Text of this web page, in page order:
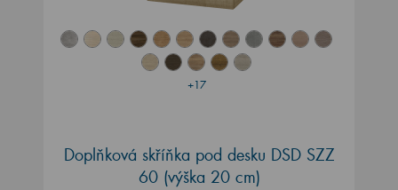
+17
Doplňková skříňka pod desku DSD SZZ
60 (výška 20 cm)